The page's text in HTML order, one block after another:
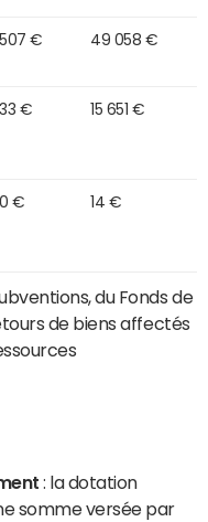
507 € 49 058 €
33 € 15 651 €
0 € 14 €
du Fonds de
de biens affectés
: la dotation
somme versée par